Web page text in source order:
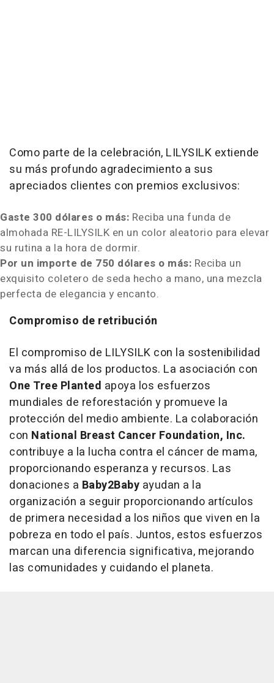
Como parte de la celebración, LILYSILK extiende
su más profundo agradecimiento a sus
apreciados clientes con premios exclusivos:
Gaste 300 dólares o más: Reciba una funda de
almohada RE-LILYSILK en un color aleatorio para elevar
su rutina a la hora de dormir.
Por un importe de 750 dólares o más: Reciba un
exquisito coletero de seda hecho a mano, una mezcla
perfecta de elegancia y encanto.
Compromiso de retribución
El compromiso de LILYSILK con la sostenibilidad
va más allá de los productos. La asociación con
One Tree Planted apoya los esfuerzos
mundiales de reforestación y promueve la
protección del medio ambiente. La colaboración
con National Breast Cancer Foundation, Inc.
contribuye a la lucha contra el cáncer de mama,
proporcionando esperanza y recursos. Las
donaciones a Baby2Baby ayudan a la
organización a seguir proporcionando artículos
de primera necesidad a los niños que viven en la
pobreza en todo el país. Juntos, estos esfuerzos
marcan una diferencia significativa, mejorando
las comunidades y cuidando el planeta.